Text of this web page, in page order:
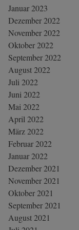
Januar 2023
Dezember 2022
November 2022
Oktober 2022
September 2022
August 2022
Juli 2022
Juni 2022
Mai 2022
April 2022
März 2022
Februar 2022
Januar 2022
Dezember 2021
November 2021
Oktober 2021
September 2021
August 2021